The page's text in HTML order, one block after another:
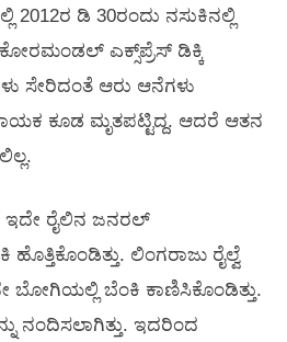
2012ರ ಡಿ 30ರಂದು ನಸುಕಿನಲ್ಲಿ
ಕೋರಮಂಡಲ್ ಎಕ್ಸ್‌ಪ್ರೆಸ್ ಡಿಕ್ಕಿ
ಸೇರಿದಂತೆ ಆರು ಆನೆಗಳು
ಕೂಡ ಮೃತಪಟ್ಟಿದ್ದ. ಆದರೆ ಆತನ
ಇದೇ ರೈಲಿನ ಜನರಲ್
ಲಿಂಗರಾಜು ರೈಲ್ವೆ
ಬೋಗಿಯಲ್ಲಿ ಬೆಂಕಿ ಕಾಣಿಸಿಕೊಂಡಿತ್ತು.
ನಂದಿಸಲಾಗಿತ್ತು. ಇದರಿಂದ